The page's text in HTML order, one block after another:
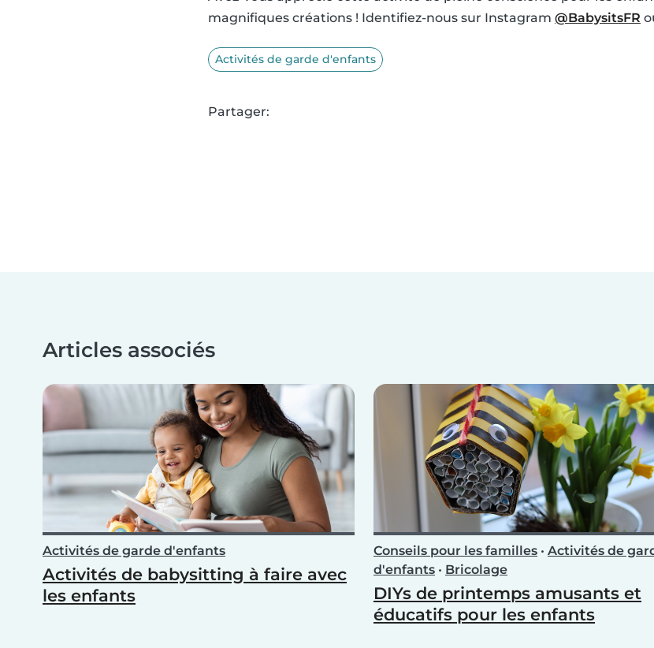
magnifiques créations ! Identifiez-nous sur Instagram @BabysitsFR
Activités de garde d'enfants
Partager:
Articles associés
Activités de garde d'enfants
Activités de babysitting à faire avec
les enfants
Conseils pour les familles • Activités de
d'enfants • Bricolage
DIYs de printemps amusants et
éducatifs pour les enfants